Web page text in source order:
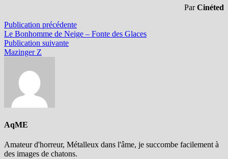
ParCinéted
Navigation
de
l’article
Publication précédentePublication
précédente :
Le Bonhomme de Neige – Fonte des Glaces
Publication suivantePublication
Mazinger Z
AqME
Amateur d'horreur, Métalleux dans l'âme, je succombe facilement à
des images de chatons.